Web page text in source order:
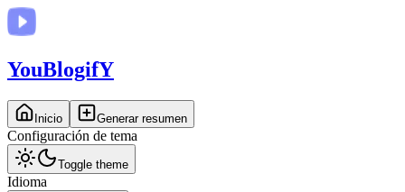
YouBlogifY
Inicio Generar resumen
Configuración de tema
Toggle theme
Idioma